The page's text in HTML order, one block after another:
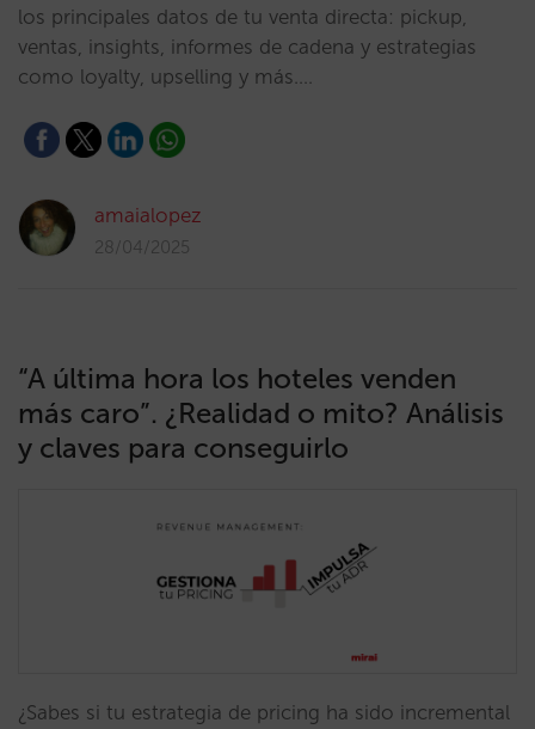
los principales datos de tu venta directa: pickup,
ventas, insights, informes de cadena y estrategias
como loyalty, upselling y más.…
amaialopez
28/04/2025
“A última hora los hoteles venden
más caro”. ¿Realidad o mito? Análisis
y claves para conseguirlo
¿Sabes si tu estrategia de pricing ha sido incremental